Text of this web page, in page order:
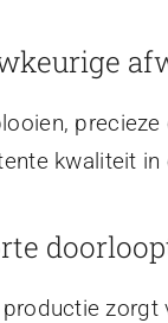
kwaliteit in
productie zorgt